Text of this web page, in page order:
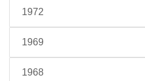
1972
1969
1968